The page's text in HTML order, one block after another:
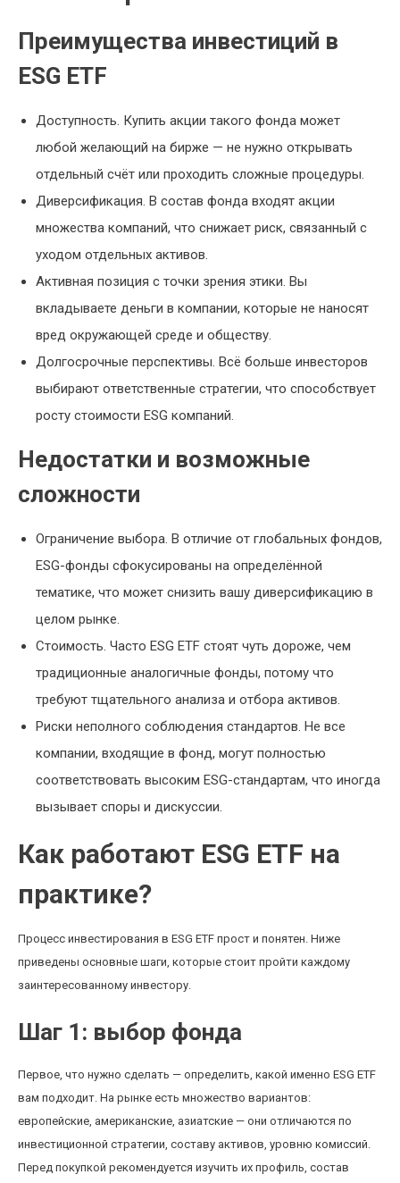
Преимущества инвестиций в
ESG ETF
Доступность. Купить акции такого фонда может
любой желающий на бирже — не нужно открывать
отдельный счёт или проходить сложные процедуры.
Диверсификация. В состав фонда входят акции
множества компаний, что снижает риск, связанный с
уходом отдельных активов.
Активная позиция с точки зрения этики. Вы
вкладываете деньги в компании, которые не наносят
вред окружающей среде и обществу.
Долгосрочные перспективы. Всё больше инвесторов
выбирают ответственные стратегии, что способствует
росту стоимости ESG компаний.
Недостатки и возможные
сложности
Ограничение выбора. В отличие от глобальных фондов,
ESG-фонды сфокусированы на определённой
тематике, что может снизить вашу диверсификацию в
целом рынке.
Стоимость. Часто ESG ETF стоят чуть дороже, чем
традиционные аналогичные фонды, потому что
требуют тщательного анализа и отбора активов.
Риски неполного соблюдения стандартов. Не все
компании, входящие в фонд, могут полностью
соответствовать высоким ESG-стандартам, что иногда
вызывает споры и дискуссии.
Как работают ESG ETF на
практике?
Процесс инвестирования в ESG ETF прост и понятен. Ниже
приведены основные шаги, которые стоит пройти каждому
заинтересованному инвестору.
Шаг 1: выбор фонда
Первое, что нужно сделать — определить, какой именно ESG ETF
вам подходит. На рынке есть множество вариантов:
европейские, американские, азиатские — они отличаются по
инвестиционной стратегии, составу активов, уровню комиссий.
Перед покупкой рекомендуется изучить их профиль, состав